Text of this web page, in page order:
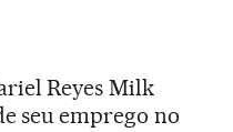
Reyes Milk
seu emprego no